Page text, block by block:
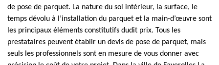
de pose de parquet. La nature du sol intérieur, la surface, le
temps dévolu à l’installation du parquet et la main-d’œuvre sont
les principaux éléments constitutifs dudit prix. Tous les
prestataires peuvent établir un devis de pose de parquet, mais
seuls les professionnels sont en mesure de vous donner avec